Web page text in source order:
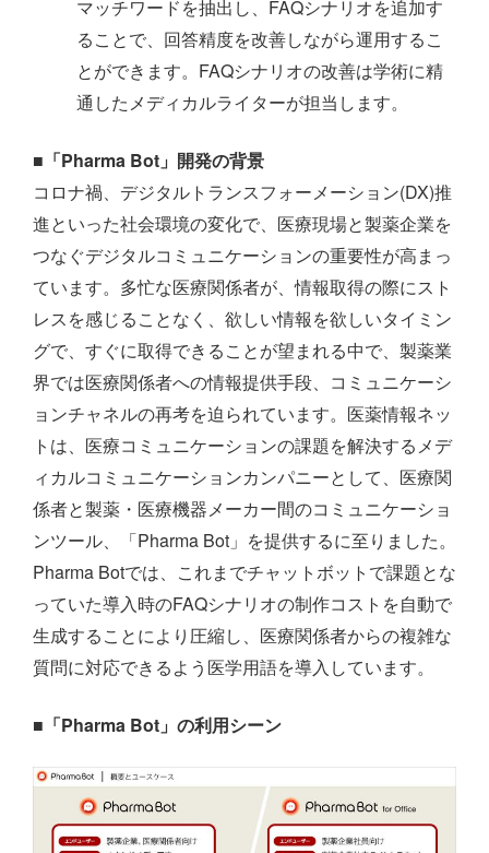
マッチワードを抽出し、FAQシナリオを追加す
ることで、回答精度を改善しながら運用するこ
とができます。FAQシナリオの改善は学術に精
通したメディカルライターが担当します。
■「Pharma Bot」開発の背景
コロナ禍、デジタルトランスフォーメーション(DX)推
進といった社会環境の変化で、医療現場と製薬企業を
つなぐデジタルコミュニケーションの重要性が高まっ
ています。多忙な医療関係者が、情報取得の際にスト
レスを感じることなく、欲しい情報を欲しいタイミン
グで、すぐに取得できることが望まれる中で、製薬業
界では医療関係者への情報提供手段、コミュニケーシ
ョンチャネルの再考を迫られています。医薬情報ネッ
トは、医療コミュニケーションの課題を解決するメデ
ィカルコミュニケーションカンパニーとして、医療関
係者と製薬・医療機器メーカー間のコミュニケーショ
ンツール、「Pharma Bot」を提供するに至りました。
Pharma Botでは、これまでチャットボットで課題とな
っていた導入時のFAQシナリオの制作コストを自動で
生成することにより圧縮し、医療関係者からの複雑な
質問に対応できるよう医学用語を導入しています。
■「Pharma Bot」の利用シーン